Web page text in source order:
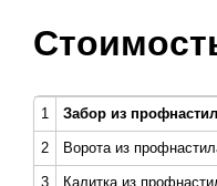
1 Забор из
2 Ворота из
3 Калитка из